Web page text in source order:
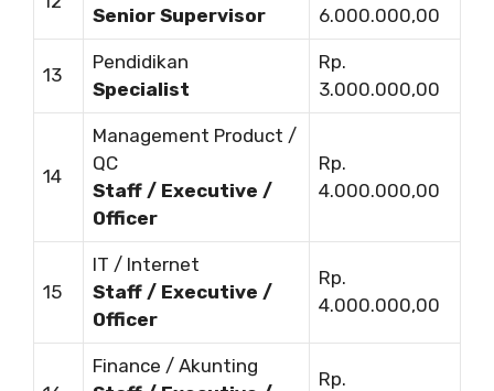
Senior Supervisor 6.000.000,00
13
Pendidikan
Specialist
Rp.
3.000.000,00
14
Management Product /
QC
Staff / Executive /
Officer
Rp.
4.000.000,00
15
IT / Internet
Staff / Executive /
Officer
Rp.
4.000.000,00
Finance / Akunting
Rp.